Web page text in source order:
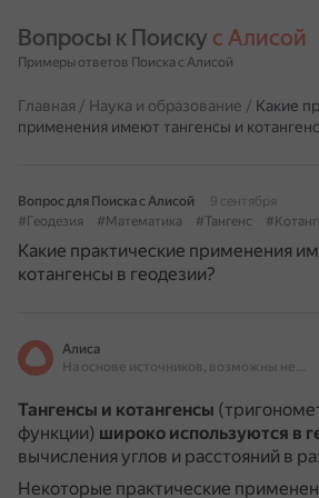
Вопросы к Поиску с Алисой
Примеры ответов Поиска с Алисой
Главная / Наука и образование / Какие
применения имеют тангенсы и
Вопрос для Поиска с Алисой
9 сентября
#Геодезия
#Математика #Тангенс
Какие практические применения
котангенсы в геодезии?
Алиса
На основе источников, возможны неточности
Тангенсы и котангенсы
функции) широко используются в
вычисления углов и расстояний в
Некоторые практические